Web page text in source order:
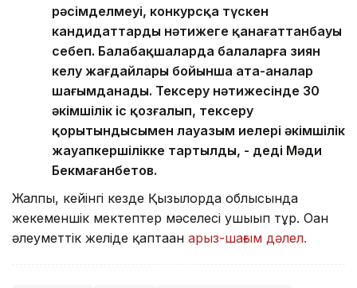
рәсімделмеуі, конкурсқа түскен
кандидаттардың нәтижеге қанағаттанбауы
себеп. Балабақшаларда балаларға зиян
келу жағдайлары бойынша ата-аналар
шағымданады. Тексеру нәтижесінде 30
әкімшілік іс қозғалып, тексеру
қорытындысымен лауазым иелері әкімшілік
жауапкершілікке тартылды, - деді Мәди
Бекмағанбетов.
Жалпы, кейінгі кезде Қызылорда облысында
жекеменшік мектептер мәселесі ушығып тұр. Оған
әлеуметтік желіде қаптаған арыз-шағым дәлел.